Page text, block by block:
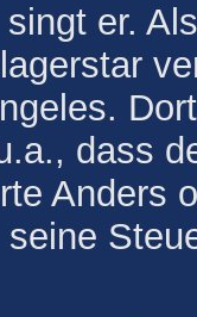
er.
dass
Anders